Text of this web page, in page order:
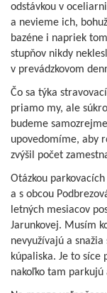
odstávkou v
a nevieme ich,
bazéne i napriek
stupňov nikdy
v prevádzkovom
Čo sa týka
priamo my, ale
budeme
upovedomíme, aby
zvýšil počet
Otázkou
a s obcou
letných mesiacov
Jarunkovej. Musím
nevyužívajú a
kúpaliska. Je to síce
nakoľko tam